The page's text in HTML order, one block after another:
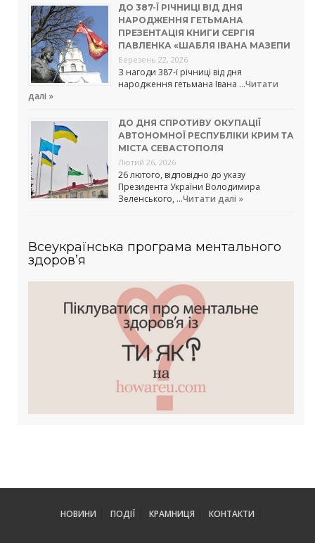
ДО 387-Ї РІЧНИЦІ ВІД ДНЯ
НАРОДЖЕННЯ ГЕТЬМАНА
ПРЕЗЕНТАЦІЯ КНИГИ СЕРГІЯ
ПАВЛЕНКА «ШАБЛЯ ІВАНА МАЗЕПИ
Березень 22, 2026
З нагоди 387-ї річниці від дня
народження гетьмана Івана …Читати
далі »
ДО ДНЯ СПРОТИВУ ОКУПАЦІЇ
АВТОНОМНОЇ РЕСПУБЛІКИ КРИМ ТА
МІСТА СЕВАСТОПОЛЯ
Лютий 26, 2026
26 лютого, відповідно до указу
Президента України Володимира
Зеленського, …Читати далі »
Всеукраїнська програма ментального
здоров’я
НОВИНИ ПОДІЇ КРАМНИЦЯ КОНТАКТИ